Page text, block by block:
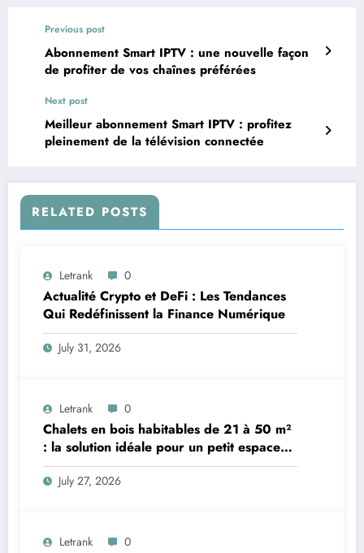
Previous post
Abonnement Smart IPTV : une nouvelle façon
de profiter de vos chaînes préférées
Next post
Meilleur abonnement Smart IPTV : profitez
pleinement de la télévision connectée
RELATED POSTS
Letrank 0
Actualité Crypto et DeFi : Les Tendances
Qui Redéfinissent la Finance Numérique
July 31, 2026
Letrank 0
Chalets en bois habitables de 21 à 50 m²
: la solution idéale pour un petit espace
de vie
July 27, 2026
Letrank 0